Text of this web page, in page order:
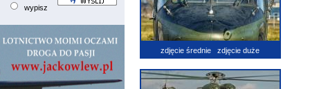
wypisz
zdjęcie średnie zdjęcie duże